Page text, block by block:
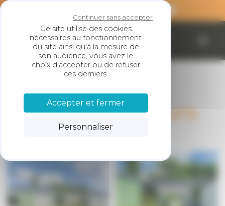
SARL LESKE
Peinture extérieure
Panneau de gestion des cookies
Ce site utilise des cookies
nécessaires au fonctionnement
du site ainsi qu'à la mesure de
son audience, vous avez le
choix d'accepter ou de refuser
ces derniers.
Accepter et fermer
Continuer sans accepter
Personnaliser